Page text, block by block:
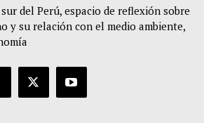
del Perú, espacio de reflexión sobre
y su relación con el medio ambiente,